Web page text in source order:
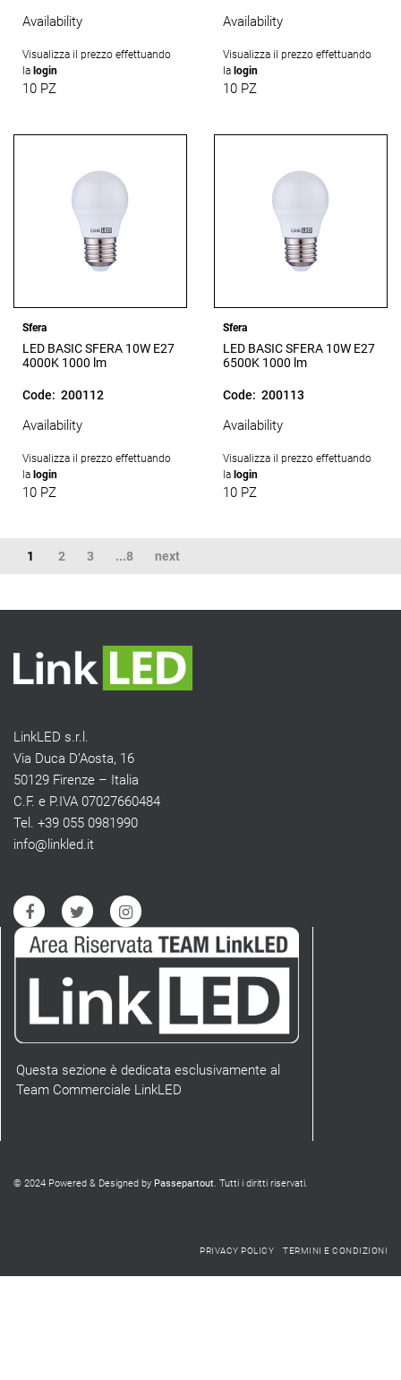
Availability
Visualizza il prezzo effettuando
la login
10 PZ
Availability
Visualizza il prezzo effettuando
la login
10 PZ
Sfera
LED BASIC SFERA 10W E27
4000K 1000 lm
Code: 200112
Availability
Visualizza il prezzo effettuando
la login
10 PZ
Sfera
LED BASIC SFERA 10W E27
6500K 1000 lm
Code: 200113
Availability
Visualizza il prezzo effettuando
la login
10 PZ
1 2 3 ...8 next
LinkLED s.r.l.
Via Duca D’Aosta, 16
50129 Firenze – Italia
C.F. e P.IVA 07027660484
Tel. +39 055 0981990
info@linkled.it
Questa sezione è dedicata esclusivamente al
Team Commerciale LinkLED
© 2024 Powered & Designed by Passepartout . Tutti i diritti riservati.
PRIVACY POLICY TERMINI E CONDIZIONI